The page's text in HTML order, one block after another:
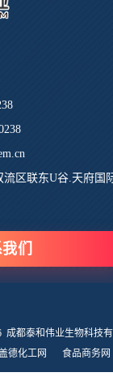
区联东U谷.天府国
们
成都泰和伟业生物科技
德化工网 食品商务网